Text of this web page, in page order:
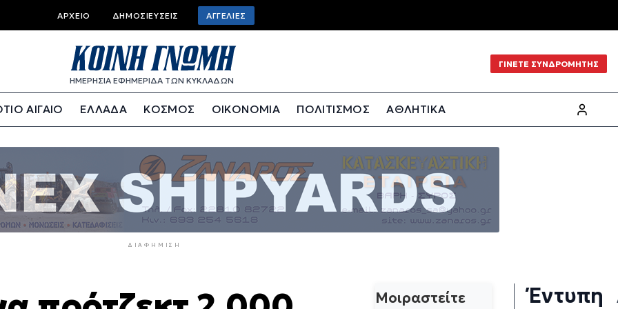
Top
bar
menu
ΑΡΧΕΊΟ ΔΗΜΟΣΙΕΎΣΕΙΣ ΑΓΓΕΛΊΕΣ
ΗΜΕΡΗΣΙΑ ΕΦΗΜΕΡΙΔΑ ΤΩΝ ΚΥΚΛΑΔΩΝ
ΓΙΝΕΤΕ ΣΥΝΔΡΟΜΗΤΗΣ
ΑΙΓΑΙΟ ΕΛΛΑΔΑ ΚΟΣΜΟΣ ΟΙΚΟΝΟΜΙΑ ΠΟΛΙΤΙΣΜΟΣ
ΑΘΛΗΤΙΚΑ
ΔΙΑΦΉΜΙΣΗ
Μοιραστείτε
Έντυπη